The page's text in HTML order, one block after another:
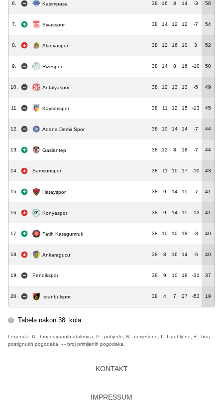
6. Kasimpasa 38 16 8 14 -3 56
7. Sivasspor 38 14 12 12 -7 54
8. Alanyaspor 38 12 16 10 3 52
9. Rizespor 38 14 8 16 -10 50
10. Antalyaspor 38 12 13 13 -5 49
11. Kayserispor 38 11 12 15 -13 45
12. Adana Demir Spor 38 10 14 14 -7 44
13. Gaziantep 38 12 8 18 -7 44
14. Samsunspor 38 11 10 17 -10 43
15. Hatayspor 38 9 14 15 -7 41
16. Konyaspor 38 9 14 15 -13 41
17. Fatih Karagumruk 38 10 10 18 -3 40
18. Ankaragucu 38 8 16 14 -6 40
19. Pendikspor 38 9 10 19 -31 37
20. Istanbulspor 38 4 7 27 -53 19
Tabela nakon 38. kola
Legenda: U - broj odigranih utakmica, P - pobjede, N - neriješeno, I - Izgubljene, + - broj
postignutih pogodaka, - - broj primljenih pogodaka.
KONTAKT
IMPRESSUM